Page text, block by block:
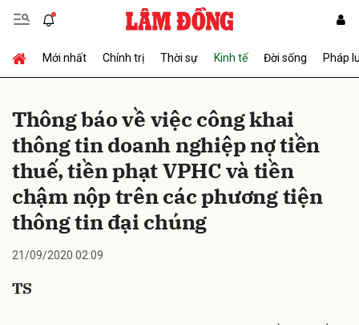
Mới nhất Chính trị Thời sự Kinh tế Đời sống Pháp
Thông báo về việc công khai
thông tin doanh nghiệp nợ tiền
thuế, tiền phạt VPHC và tiền
chậm nộp trên các phương tiện
thông tin đại chúng
21/09/2020 02:09
TS
Gửi bình luận